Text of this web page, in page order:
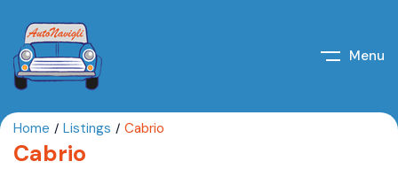
Menu
Home Listings Cabrio
Cabrio